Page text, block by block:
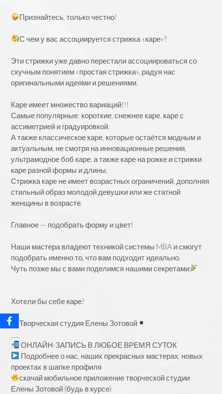
Признайтесь, только честно!
С чем у вас ассоциируется стрижка «каре»?
Эти стрижки уже давно перестали ассоциироваться со
скучным понятием «простая стрижка», радуя нас
оригинальными идеями и решениями.
Каре имеет множество вариаций!!!
Самые популярные: короткие, снежнее каре, каре с
ассиметрией и градуировкой.
А также классическое каре, которые остаётся модным и
актуальным, не смотря на инновационные решения,
ультрамодное боб каре, а также каре на рожке и стрижки
каре разной формы и длины.
Стрижка каре не имеет возрастных ограничений, дополняя
стильный образ молодой девушки или же статной
женщины в возрасте.
Главное — подобрать форму и цвет!
Наши мастера владеют техникой системы MBA и смогут
подобрать именно то, что вам подходит идеально.
Чуть позже мы с вами поделимся нашими секретами
Хотели бы себе каре?
⠀
Творческая студия Елены Зотовой
ОНЛАЙН-ЗАПИСЬ В ЛЮБОЕ ВРЕМЯ СУТОК
Подробнее о нас, наших прекрасных мастерах, новых
проектах в шапке профиля
скачай мобильное приложение творческой студии
Елены Зотовой (будь в курсе)